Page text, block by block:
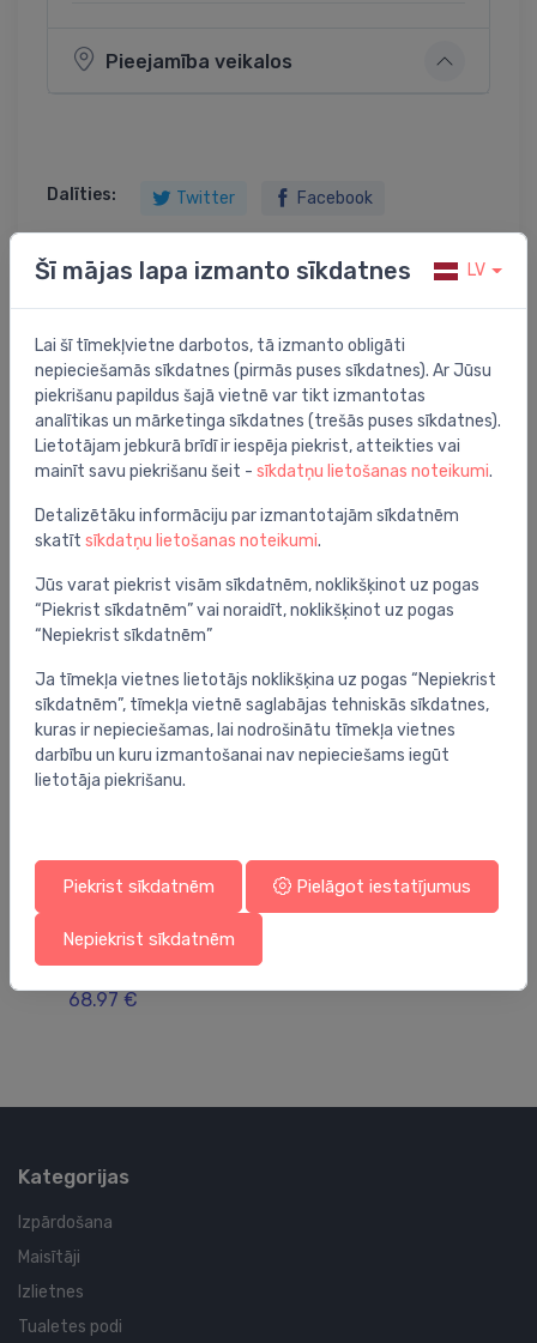
Pieejamība veikalos
Dalīties: Twitter Facebook
PRAGMA pāreja dubultsienu caurule-PVC uzmava
DN160
Jums varētu arī interesēt
PP āra darbu kanalizācijas sistēmas
augstumu regulējoša caurule PVC-U
400x7,9x2000
68.97 €
Kategorijas
Izpārdošana
Maisītāji
Izlietnes
Tualetes podi
Šī mājas lapa izmanto sīkdatnes LV
Lai šī tīmekļvietne darbotos, tā izmanto obligāti
nepieciešamās sīkdatnes (pirmās puses sīkdatnes). Ar Jūsu
piekrišanu papildus šajā vietnē var tikt izmantotas
analītikas un mārketinga sīkdatnes (trešās puses sīkdatnes).
Lietotājam jebkurā brīdī ir iespēja piekrist, atteikties vai
mainīt savu piekrišanu šeit - sīkdatņu lietošanas noteikumi.
Detalizētāku informāciju par izmantotajām sīkdatnēm
skatīt sīkdatņu lietošanas noteikumi.
Jūs varat piekrist visām sīkdatnēm, noklikšķinot uz pogas
“Piekrist sīkdatnēm” vai noraidīt, noklikšķinot uz pogas
“Nepiekrist sīkdatnēm”
Ja tīmekļa vietnes lietotājs noklikšķina uz pogas “Nepiekrist
sīkdatnēm”, tīmekļa vietnē saglabājas tehniskās sīkdatnes,
kuras ir nepieciešamas, lai nodrošinātu tīmekļa vietnes
darbību un kuru izmantošanai nav nepieciešams iegūt
lietotāja piekrišanu.
Piekrist sīkdatnēm Pielāgot iestatījumus
Nepiekrist sīkdatnēm